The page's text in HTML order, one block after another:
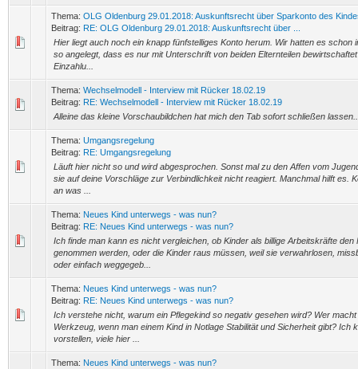
Thema: OLG Oldenburg 29.01.2018: Auskunftsrecht über Sparkonto des
Beitrag: RE: OLG Oldenburg 29.01.2018: Auskunftsrecht über ...
Hier liegt auch noch ein knapp fünfstelliges Konto herum. Wir hatten es schon
so angelegt, dass es nur mit Unterschrift von beiden Elternteilen
Einzahlu...
Thema: Wechselmodell - Interview mit Rücker 18.02.19
Beitrag: RE: Wechselmodell - Interview mit Rücker 18.02.19
Alleine das kleine Vorschaubildchen hat mich den Tab sofort schließen
Thema: Umgangsregelung
Beitrag: RE: Umgangsregelung
Läuft hier nicht so und wird abgesprochen. Sonst mal zu den Affen vom
sie auf deine Vorschläge zur Verbindlichkeit nicht reagiert. Manchmal hilft es.
an was ...
Thema: Neues Kind unterwegs - was nun?
Beitrag: RE: Neues Kind unterwegs - was nun?
Ich finde man kann es nicht vergleichen, ob Kinder als billige Arbeitskräfte den
genommen werden, oder die Kinder raus müssen, weil sie verwahrlosen,
oder einfach weggegeb...
Thema: Neues Kind unterwegs - was nun?
Beitrag: RE: Neues Kind unterwegs - was nun?
Ich verstehe nicht, warum ein Pflegekind so negativ gesehen wird? Wer
Werkzeug, wenn man einem Kind in Notlage Stabilität und Sicherheit gibt? Ich
vorstellen, viele hier ...
Thema: Neues Kind unterwegs - was nun?